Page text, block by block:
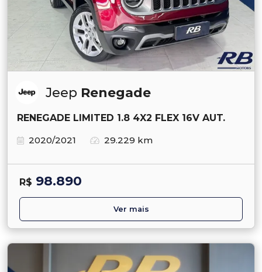
Jeep Renegade
RENEGADE LIMITED 1.8 4X2 FLEX 16V AUT.
2020/2021
29.229 km
R$ 98.890
Ver mais